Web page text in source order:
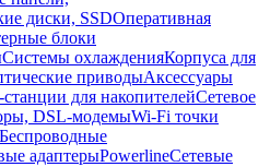
диски, SSDОперативная
блоки
Системы охлажденияКорпуса для
приводыАксессуары
для накопителейСетевое
DSL-модемыWi-Fi точки
Беспроводные
адаптерыPowerlineСетевые